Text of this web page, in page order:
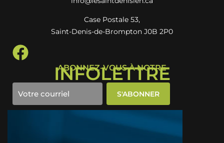
Case Postale 53,
Saint-Denis-de-Brompton J0B 2P0
ABONNEZ-VOUS À NOTRE
INFOLETTRE